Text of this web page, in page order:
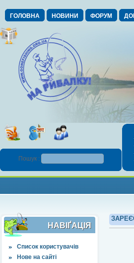
ГОЛОВНА НОВИНИ ФОРУМ
Пошук :
НАВІҐАЦІЯ
Список користувачів
Нове на сайті